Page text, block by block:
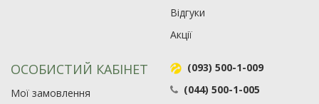
Відгуки
Акції
ОСОБИСТИЙ КАБІНЕТ
Мої замовлення
(093) 500-1-009
(044) 500-1-005